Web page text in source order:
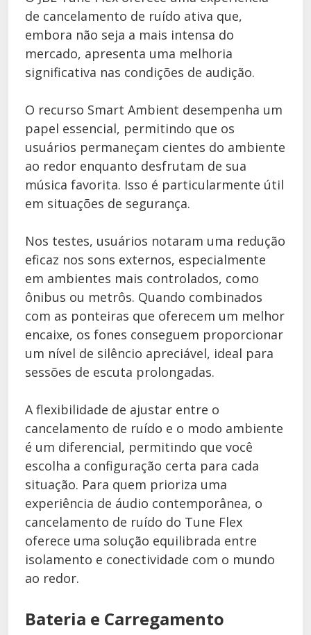
de cancelamento de ruído ativa que,
embora não seja a mais intensa do
mercado, apresenta uma melhoria
significativa nas condições de audição.
O recurso Smart Ambient desempenha um
papel essencial, permitindo que os
usuários permaneçam cientes do ambiente
ao redor enquanto desfrutam de sua
música favorita. Isso é particularmente útil
em situações de segurança.
Nos testes, usuários notaram uma redução
eficaz nos sons externos, especialmente
em ambientes mais controlados, como
ônibus ou metrôs. Quando combinados
com as ponteiras que oferecem um melhor
encaixe, os fones conseguem proporcionar
um nível de silêncio apreciável, ideal para
sessões de escuta prolongadas.
A flexibilidade de ajustar entre o
cancelamento de ruído e o modo ambiente
é um diferencial, permitindo que você
escolha a configuração certa para cada
situação. Para quem prioriza uma
experiência de áudio contemporânea, o
cancelamento de ruído do Tune Flex
oferece uma solução equilibrada entre
isolamento e conectividade com o mundo
ao redor.
Bateria e Carregamento